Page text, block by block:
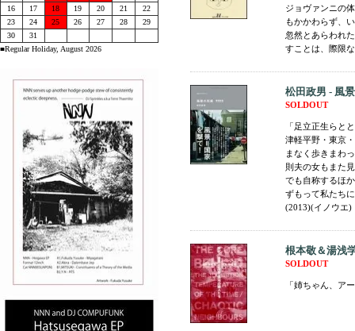
ジョヴァンニの
もかかわらず、
忽然とあらわれ
すことは、際限
松田政男 - 風
SOLDOUT
「足立正生らと
津軽平野・東京
まなく歩きまわ
則夫の女もまた
でも自称するほ
ずもって私たち
(2013)(イノウエ)
根本敬＆湯浅
SOLDOUT
「姉ちゃん、ア
16
17 18 19 20 21
22
23
24 25 26 27 28
29
30
31
■Regular Holiday, August 2026